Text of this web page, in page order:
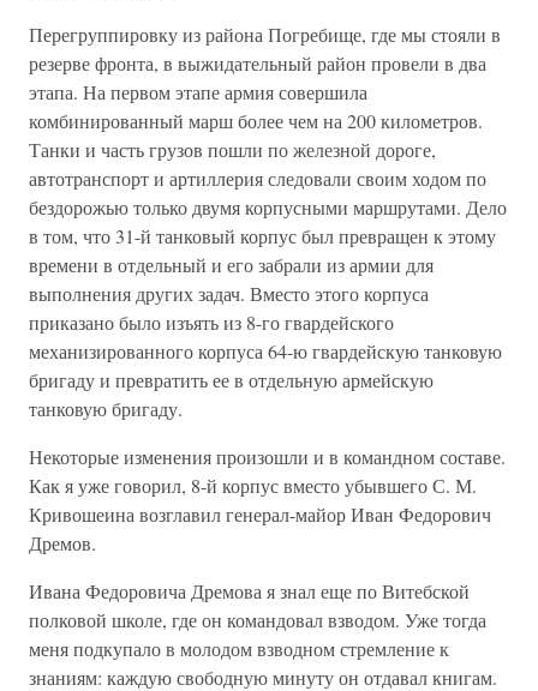
Перегруппировку из района Погребище, где мы стояли в
резерве фронта, в выжидательный район провели в два
этапа. На первом этапе армия совершила
комбинированный марш более чем на 200 километров.
Танки и часть грузов пошли по железной дороге,
автотранспорт и артиллерия следовали своим ходом по
бездорожью только двумя корпусными маршрутами. Дело
в том, что 31-й танковый корпус был превращен к этому
времени в отдельный и его забрали из армии для
выполнения других задач. Вместо этого корпуса
приказано было изъять из 8-го гвардейского
механизированного корпуса 64-ю гвардейскую танковую
бригаду и превратить ее в отдельную армейскую
танковую бригаду.
Некоторые изменения произошли и в командном составе.
Как я уже говорил, 8-й корпус вместо убывшего С. М.
Кривошеина возглавил генерал-майор Иван Федорович
Дремов.
Ивана Федоровича Дремова я знал еще по Витебской
полковой школе, где он командовал взводом. Уже тогда
меня подкупало в молодом взводном стремление к
знаниям: каждую свободную минуту он отдавал книгам.